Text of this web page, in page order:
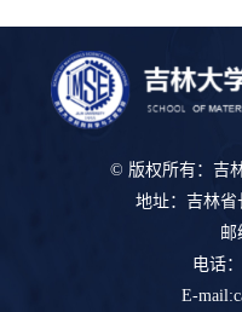
© 版权所有：吉
地址：吉林省
邮
电话
E-